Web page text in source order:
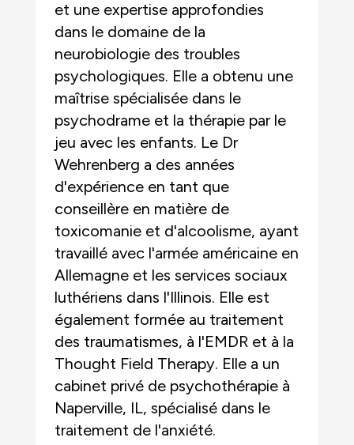
et une expertise approfondies
dans le domaine de la
neurobiologie des troubles
psychologiques. Elle a obtenu une
maîtrise spécialisée dans le
psychodrame et la thérapie par le
jeu avec les enfants. Le Dr
Wehrenberg a des années
d'expérience en tant que
conseillère en matière de
toxicomanie et d'alcoolisme, ayant
travaillé avec l'armée américaine en
Allemagne et les services sociaux
luthériens dans l'Illinois. Elle est
également formée au traitement
des traumatismes, à l'EMDR et à la
Thought Field Therapy. Elle a un
cabinet privé de psychothérapie à
Naperville, IL, spécialisé dans le
traitement de l'anxiété.